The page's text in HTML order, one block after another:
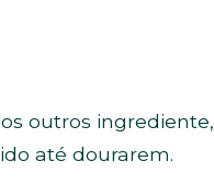
outros ingrediente,
até dourarem.